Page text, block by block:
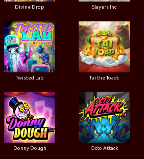
Divine Drop Slayers Inc
Twisted Lab Tai the Toadc
Donny Dough Octo Attack